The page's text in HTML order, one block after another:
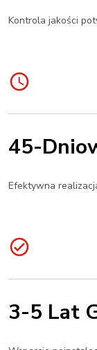
Kontrola jakości
45-
Efektywna
3-5 Lat